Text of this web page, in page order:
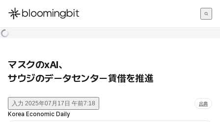
한국어
マスクのxAI、
サウジのデータセンター賃借を推進
入力 2025年07月17日 午前7:18 出典
Korea Economic Daily